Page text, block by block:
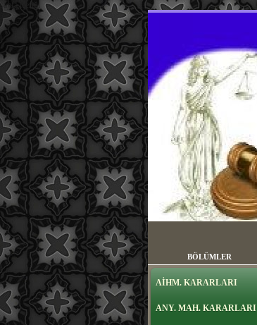
sayfa içeriği
BÖLÜMLER
AİHM. KARARLARI
ANY. MAH. KARARLARI